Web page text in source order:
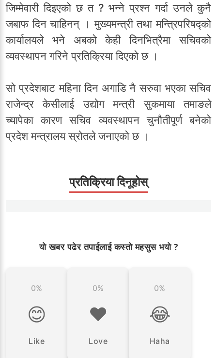
जिम्मेवारी दिइएको छ त ? भन्ने प्रश्न गर्दा उनले कुनै
जबाफ दिन चाहिनन् । मुख्यमन्त्री तथा मन्त्रिपरिषद्को
कार्यालयले भने अबको केही दिनभित्रैमा सचिवको
व्यवस्थापन गरिने प्रतिक्रिया दिएको छ ।
सो प्रदेशबाट महिना दिन अगाडि नै सरुवा भएका सचिव
राजेन्द्र केसीलाई उद्योग मन्त्री सुकमाया तमाङले
च्यापेका कारण सचिव व्यवस्थापन चुनौतीपूर्ण बनेको
प्रदेश मन्त्रालय स्रोतले जनाएको छ ।
प्रतिक्रिया दिनूहोस्
यो खबर पढेर तपाईलाई कस्तो महसुस भयो ?
0%
😊
Like
0%
❤️
Love
0%
😂
Haha